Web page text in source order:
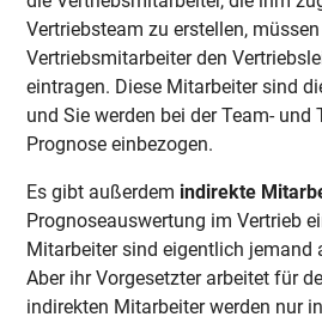
Vertriebsteam zu erstellen,
Vertriebsmitarbeiter den
eintragen. Diese Mitarbeiter sind
und Sie werden bei der Team- und
Prognose einbezogen.
Es gibt außerdem indirekte
Prognoseauswertung im Vertrieb
Mitarbeiter sind eigentlich jemand
Aber ihr Vorgesetzter arbeitet für
indirekten Mitarbeiter werden nur